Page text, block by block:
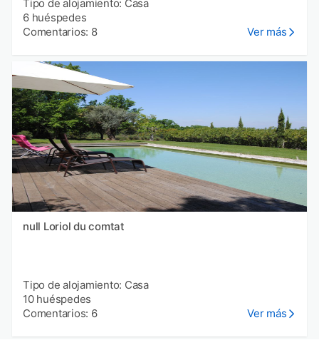
Tipo de alojamiento: Casa
6 huéspedes
Comentarios: 8
Ver más
null Loriol du comtat
Tipo de alojamiento: Casa
10 huéspedes
Comentarios: 6
Ver más